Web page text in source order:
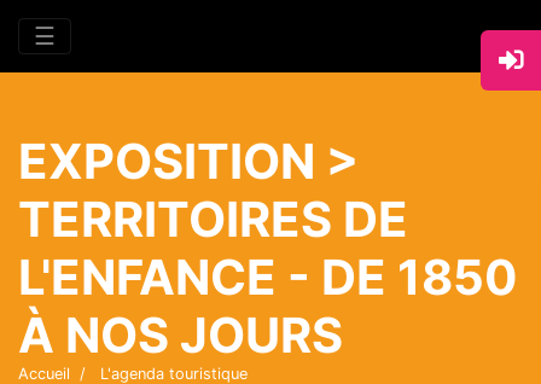
☰
EXPOSITION >
TERRITOIRES DE
L'ENFANCE - DE 1850
À NOS JOURS
Accueil
L'agenda touristique